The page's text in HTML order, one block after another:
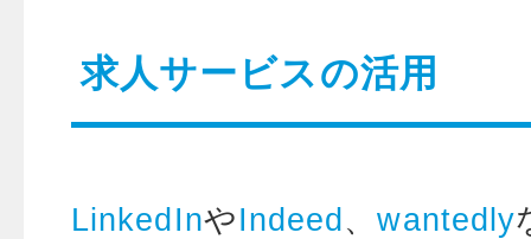
求人サービスの活用
LinkedInやIndeed、wantedly